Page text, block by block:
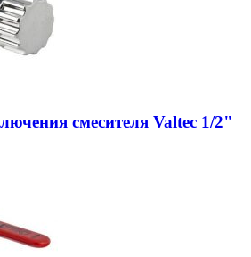
смесителя Valtec 1/2"